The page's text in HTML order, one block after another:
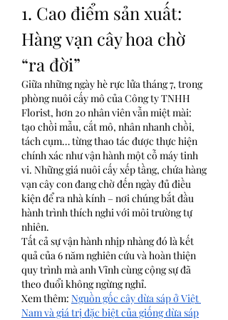
1. Cao điểm sản xuất:
Hàng vạn cây hoa chờ
“ra đời”
Giữa những ngày hè rực lửa tháng 7, trong
phòng nuôi cấy mô của Công ty TNHH
Florist, hơn 20 nhân viên vẫn miệt mài:
tạo chồi mẫu, cắt mô, nhân nhanh chồi,
tách cụm… từng thao tác được thực hiện
chính xác như vận hành một cỗ máy tinh
vi. Những giá nuôi cấy xếp tầng, chứa hàng
vạn cây con đang chờ đến ngày đủ điều
kiện để ra nhà kính – nơi chúng bắt đầu
hành trình thích nghi với môi trường tự
nhiên.
Tất cả sự vận hành nhịp nhàng đó là kết
quả của 6 năm nghiên cứu và hoàn thiện
quy trình mà anh Vĩnh cùng cộng sự đã
theo đuổi không ngừng nghỉ.
Xem thêm: Nguồn gốc cây dừa sáp ở Việt
Nam và giá trị đặc biệt của giống dừa sáp